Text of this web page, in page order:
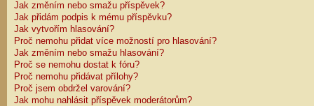
Jak změním nebo smažu příspěvek?
Jak přidám podpis k mému příspěvku?
Jak vytvořím hlasování?
Proč nemohu přidat více možností pro hlasování?
Jak změním nebo smažu hlasování?
Proč se nemohu dostat k fóru?
Proč nemohu přidávat přílohy?
Proč jsem obdržel varování?
Jak mohu nahlásit příspěvek moderátorům?